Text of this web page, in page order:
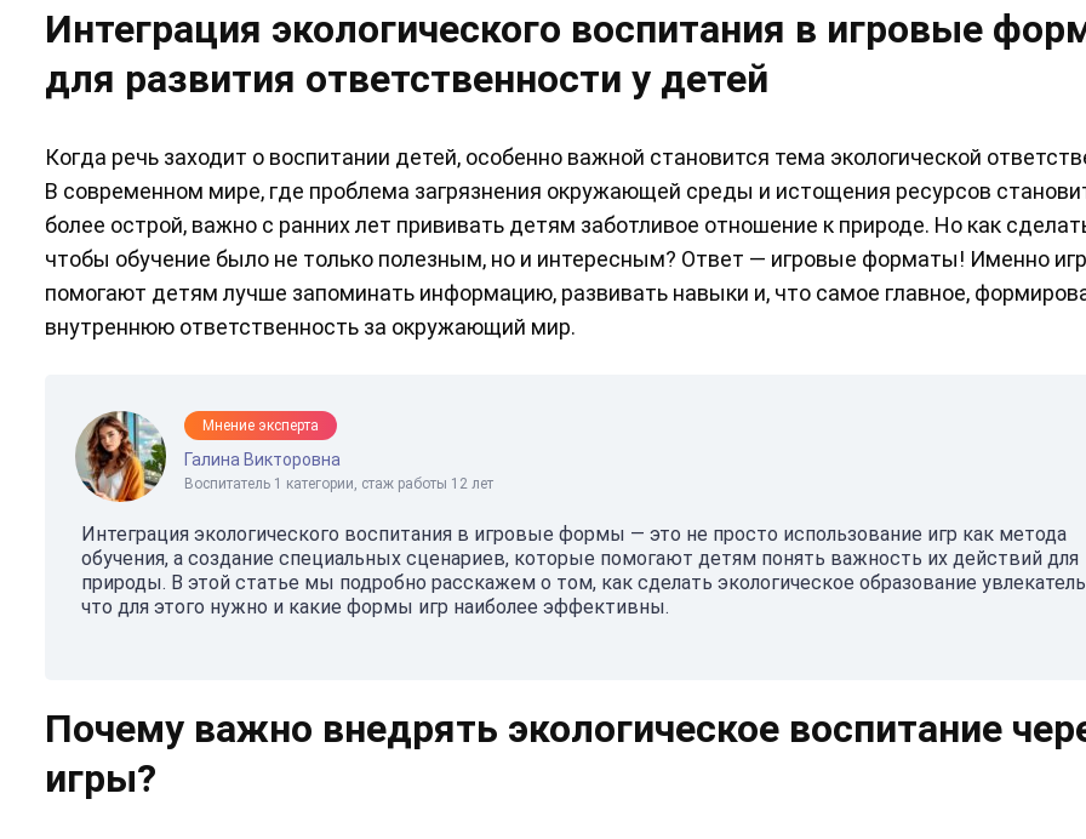
Интеграция экологического воспитания в игровые
для развития ответственности у детей
Когда речь заходит о воспитании детей, особенно важной становится тема экологической
В современном мире, где проблема загрязнения окружающей среды и истощения ресурсов
более острой, важно с ранних лет прививать детям заботливое отношение к природе. Но как
чтобы обучение было не только полезным, но и интересным? Ответ — игровые форматы! Именно
помогают детям лучше запоминать информацию, развивать навыки и, что самое главное,
внутреннюю ответственность за окружающий мир.
Мнение эксперта
Галина Викторовна
Воспитатель 1 категории, стаж работы 12 лет
Интеграция экологического воспитания в игровые формы — это не просто использование игр как метода
обучения, а создание специальных сценариев, которые помогают детям понять важность их действий для
природы. В этой статье мы подробно расскажем о том, как сделать экологическое образование
что для этого нужно и какие формы игр наиболее эффективны.
Почему важно внедрять экологическое воспитание
игры?